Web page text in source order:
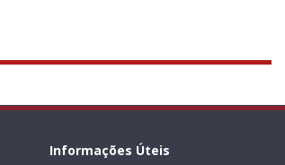
Informações Úteis